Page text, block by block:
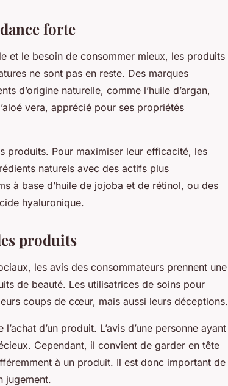
forte
et le besoin de consommer mieux, les produits
ne sont pas en reste. Des marques
d’origine naturelle, comme l’huile d’argan,
vera, apprécié pour ses propriétés
produits. Pour maximiser leur efficacité, les
naturels avec des actifs plus
à base d’huile de jojoba et de rétinol, ou des
hyaluronique.
produits
les avis des consommateurs prennent une
de beauté. Les utilisatrices de soins pour
coups de cœur, mais aussi leurs déceptions.
d’un produit. L’avis d’une personne ayant
Cependant, il convient de garder en tête
à un produit. Il est donc important de
jugement.